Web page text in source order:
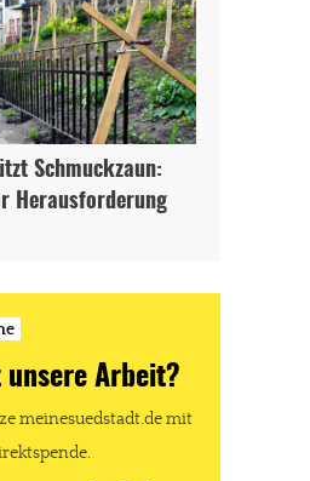
Schmuckzaun:
Herausforderung
Arbeit?
meinesuedstadt.de mit